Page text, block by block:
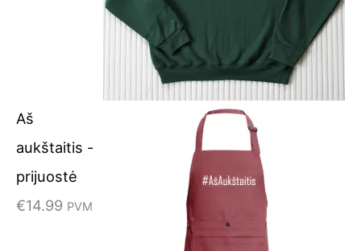
Aš
aukštaitis -
prijuostė
€14.99 PVM